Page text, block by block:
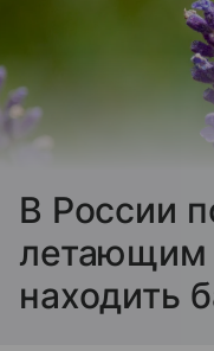
В России
летающим
находить